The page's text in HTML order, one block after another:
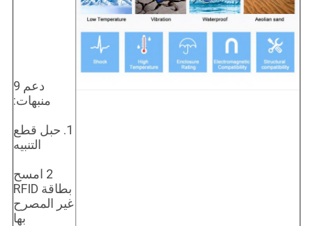
دعم 9
منبهات:
1. حبل قطع
التنبيه
2 امسح
بطاقة RFID
غير المصرح
بها